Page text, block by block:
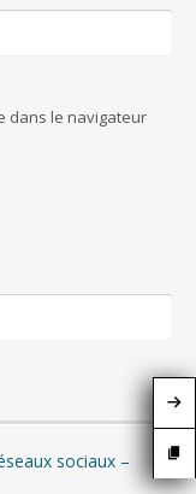
dans le navigateur
sociaux –